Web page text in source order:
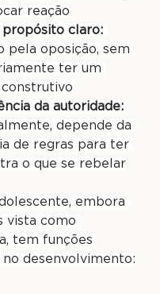
reação
propósito claro:
pela oposição, sem
ter um
da autoridade:
depende da
de regras para ter
o que se rebelar
embora
vista como
tem funções
desenvolvimento: